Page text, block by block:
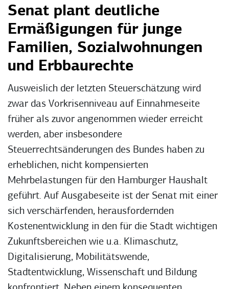
Senat plant deutliche
Ermäßigungen für junge
Familien, Sozialwohnungen
und Erbbaurechte
Ausweislich der letzten Steuerschätzung wird
zwar das Vorkrisenniveau auf Einnahmeseite
früher als zuvor angenommen wieder erreicht
werden, aber insbesondere
Steuerrechtsänderungen des Bundes haben zu
erheblichen, nicht kompensierten
Mehrbelastungen für den Hamburger Haushalt
geführt. Auf Ausgabeseite ist der Senat mit einer
sich verschärfenden, herausfordernden
Kostenentwicklung in den für die Stadt wichtigen
Zukunftsbereichen wie u.a. Klimaschutz,
Digitalisierung, Mobilitätswende,
Stadtentwicklung, Wissenschaft und Bildung